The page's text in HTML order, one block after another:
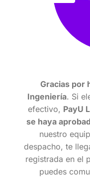
Gracias por
Ingeniería. Si
efectivo, PayU
se haya
nuestro
despacho, te
registrada en el
puedes